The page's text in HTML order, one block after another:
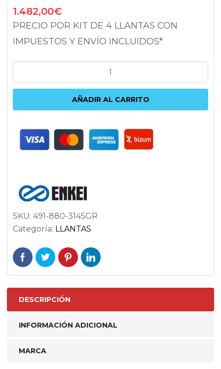
1.482,00€
PRECIO POR KIT DE 4 LLANTAS CON
IMPUESTOS Y ENVÍO INCLUIDOS*
TX5
5X108
72.6
ANTRACITA
AÑADIR AL CARRITO
SKU: 491-880-3145GR
Categoría: LLANTAS
DESCRIPCIÓN
INFORMACIÓN ADICIONAL
MARCA